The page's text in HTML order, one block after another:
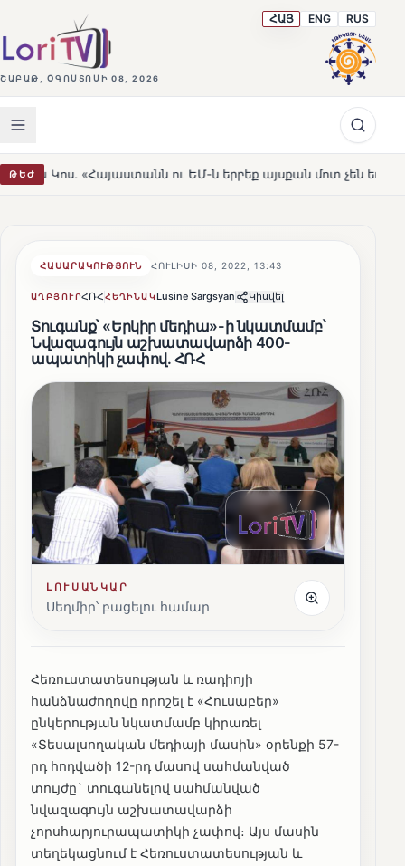
ՇԱԲԱԹ, ՕԳՈՍՏՈՍԻ 08, 2026
ՀԱՅ ENG RUS
ԹԵԺ ու ԵՄ-ն երբեք այսքան մոտ չեն եղել» HOT
ՀԱՍԱՐԱԿՈՒԹՅՈՒՆ ՀՈՒԼԻՍԻ 08, 2022, 13:43
ԱՂԲՅՈՒՐՀՌՀՀԵՂԻՆԱԿLusine Sargsyan Կիսվել
Տուգանք՝ «Երկիր մեդիա»-ի նկատմամբ՝
Նվազագույն աշխատավարձի 400-
ապատիկի չափով. ՀՌՀ
ԼՈՒՍԱՆԿԱՐ
Սեղմիր՝ բացելու համար
Հեռուստատեսության և ռադիոյի
հանձնաժողովը որոշել է «Հուսաբեր»
ընկերության նկատմամբ կիրառել
«Տեսալսողական մեդիայի մասին» օրենքի 57-
րդ հոդվածի 12-րդ մասով սահմանված
տույժը` տուգանելով սահմանված
նվազագույն աշխատավարձի
չորսհարյուրապատիկի չափով։ Այս մասին
տեղեկացնում է Հեռուստատեսության և